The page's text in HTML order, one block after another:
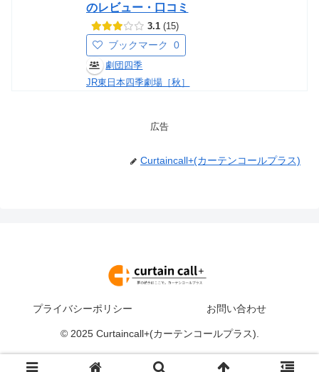
のレビュー・口コミ
3.1 15
ブックマーク 0
劇団四季
JR東日本四季劇場［秋］
広告
Curtaincall+(カーテンコールプラス)
プライバシーポリシー お問い合わせ
© 2025 Curtaincall+(カーテンコールプラス).